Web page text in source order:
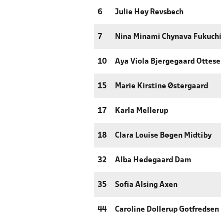
6 Julie Høy Revsbech
7 Nina Minami Chynava Fukuchi
10 Aya Viola Bjergegaard
15 Marie Kirstine Østergaard
17 Karla Mellerup
18 Clara Louise Bøgen Midtiby
32 Alba Hedegaard Dam
35 Sofia Alsing Axen
44 Caroline Dollerup Gotfredsen